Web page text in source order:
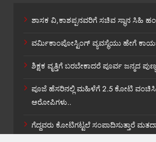
ಶಾಸಕ ವಿ,ಕಾಶಪ್ಪನವರಿಗೆ ಸಚಿವ ಸ್ಥಾನ ಸಿಹಿ
ವರ್ಮಿಕಾಂಪೋಸ್ಟಿಂಗ್ ವ್ಯವಸ್ಥೆಯು ಹೇಗೆ
ಶಿಕ್ಷಕ ವೃತ್ತಿಗೆ ಬರಬೇಕಾದರೆ ಪೂರ್ವ ಜನ್ಮದ
ಪೂಜೆ ಹೆಸರಿನಲ್ಲಿ ಮಹಿಳೆಗೆ 2.5 ಕೋಟಿ
ಆರೋಪಿಗಳು..
ಗೆದ್ದವರು ಕೋಟಿಗಟ್ಟಲೆ ಸಂಪಾದಿಸುತ್ತಾರೆ